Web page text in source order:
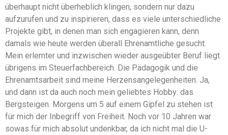
überhaupt nicht überheblich klingen, sondern nur dazu
aufzurufen und zu inspirieren, dass es viele unterschiedliche
Projekte gibt, in denen man sich engagieren kann, denn
damals wie heute werden überall Ehrenamtliche gesucht.
Mein erlernter und inzwischen wieder ausgeübter Beruf liegt
übrigens im Steuerfachbereich. Die Pädagogik und die
Ehrenamtsarbeit sind meine Herzensangelegenheiten. Ja,
und dann ist da auch noch mein geliebtes Hobby: das
Bergsteigen. Morgens um 5 auf einem Gipfel zu stehen ist
für mich der Inbegriff von Freiheit. Noch vor 10 Jahren war
sowas für mich absolut undenkbar, da ich nicht mal die U-